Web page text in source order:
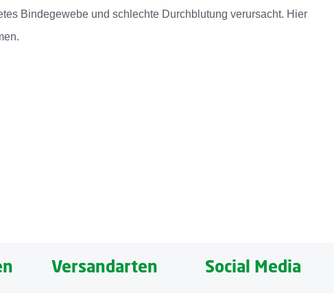
Bindegewebe und schlechte Durchblutung verursacht. Hier
Versandarten Social Media